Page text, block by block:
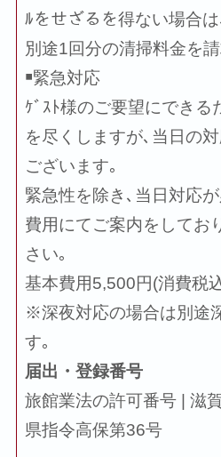
ﾙをせざるを得ない場合は
別途1回分の清掃料金を
￭緊急対応
ｹﾞｽﾄ様のご要望にできる
を尽くしますが､当日の
ございます｡
緊急性を除き､当日対応
費用にてご案内をしてお
さい｡
基本費用5,500円(消費税
※深夜対応の場合は別途
す｡
届出・登録番号
旅館業法の許可番号 | 滋
県指令高保第36号